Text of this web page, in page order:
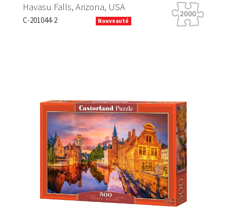
Havasu Falls, Arizona, USA
C-201044-2 Nouveauté
Previous